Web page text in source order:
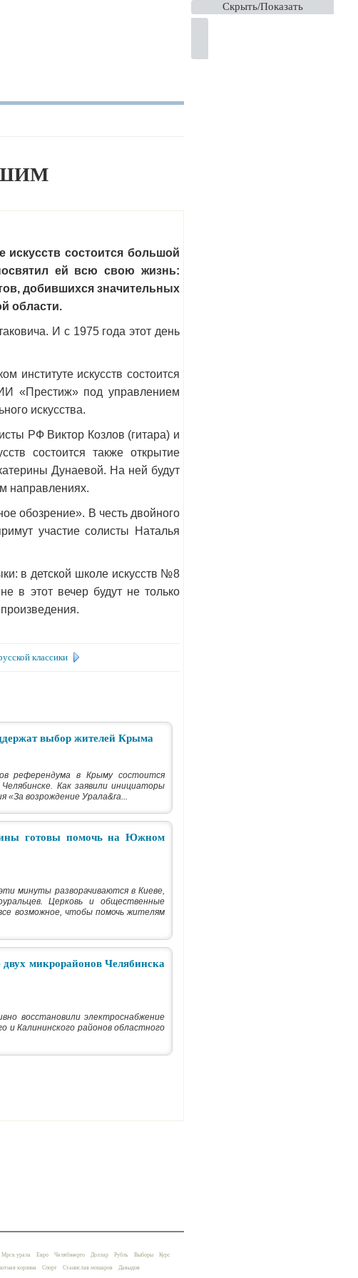
Скрыть/Показать
состоится большой
ей всю свою жизнь:
добившихся значительных
области.
И с 1975 года этот день
институте искусств состоится
«Престиж» под управлением
искусства.
РФ Виктор Козлов (гитара) и
состоится также открытие
Дунаевой. На ней будут
направлениях.
обозрение». В честь двойного
участие солисты Наталья
в детской школе искусств №8
в этот вечер будут не только
классики
выбор жителей Крыма
референдума в Крыму состоится
Как заявили инициаторы
«За возрождение Урала&ra...
готовы помочь на Южном
минуты разворачиваются в Киеве,
Церковь и общественные
возможное, чтобы помочь жителям
двух микрорайонов Челябинска
восстановили электроснабжение
и Калининского районов областного
Мрск урала Евро Челябэнерго Доллар Рубль Выборы
Курс
корзина Спорт Станислав мошаров Давыдов